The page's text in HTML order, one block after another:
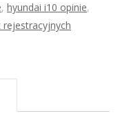
, hyundai i10 opinie,
rejestracyjnych